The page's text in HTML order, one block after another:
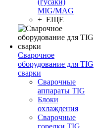
(гусаки)
MIG/MAG
+ ЕЩЕ
Сварочное
оборудование для TIG
сварки
Сварочные
аппараты TIG
Блоки
охлаждения
Сварочные
горелки TIG